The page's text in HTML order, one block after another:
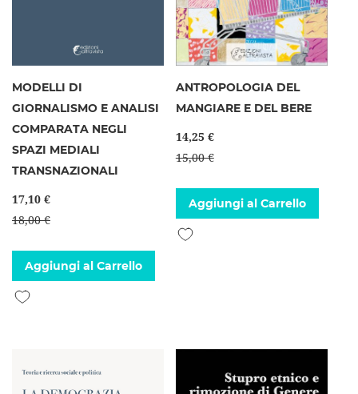
MODELLI DI
GIORNALISMO E ANALISI
COMPARATA NEGLI
SPAZI MEDIALI
TRANSNAZIONALI
17,10 €
18,00 €
Aggiungi al Carrello
Aggiungi alla lista desideri
ANTROPOLOGIA DEL
MANGIARE E DEL BERE
14,25 €
15,00 €
Aggiungi al Carrello
Aggiungi alla lista desideri